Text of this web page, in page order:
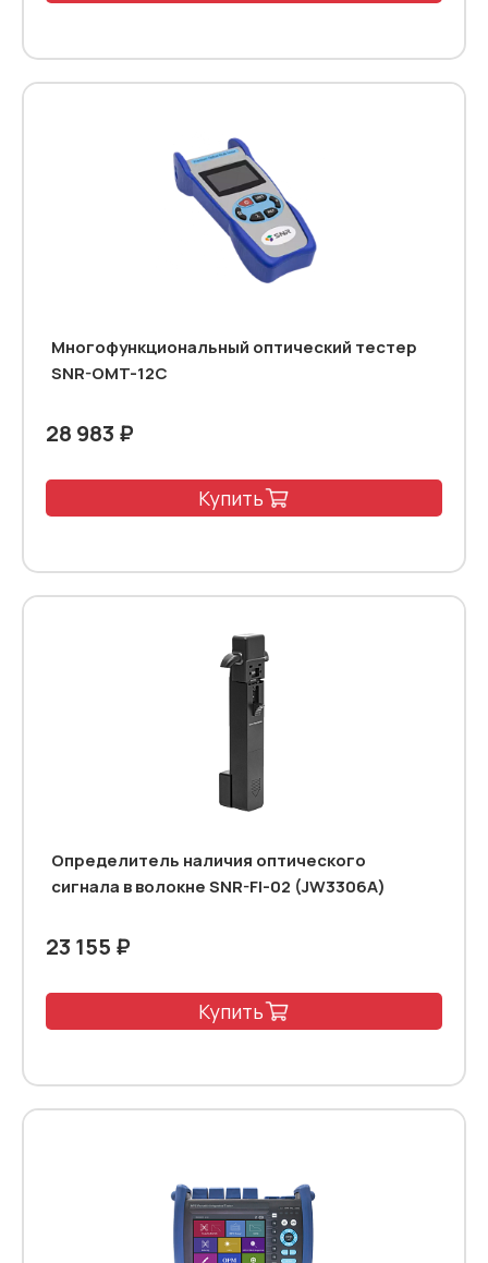
Многофункциональный оптический тестер
SNR-OMT-12C
28 983 ₽
Купить
Определитель наличия оптического
сигнала в волокне SNR-FI-02 (JW3306A)
23 155 ₽
Купить